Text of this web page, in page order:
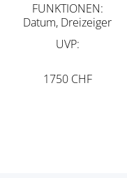
FUNKTIONEN
Datum, Dreizeiger
UVP
1750 CHF